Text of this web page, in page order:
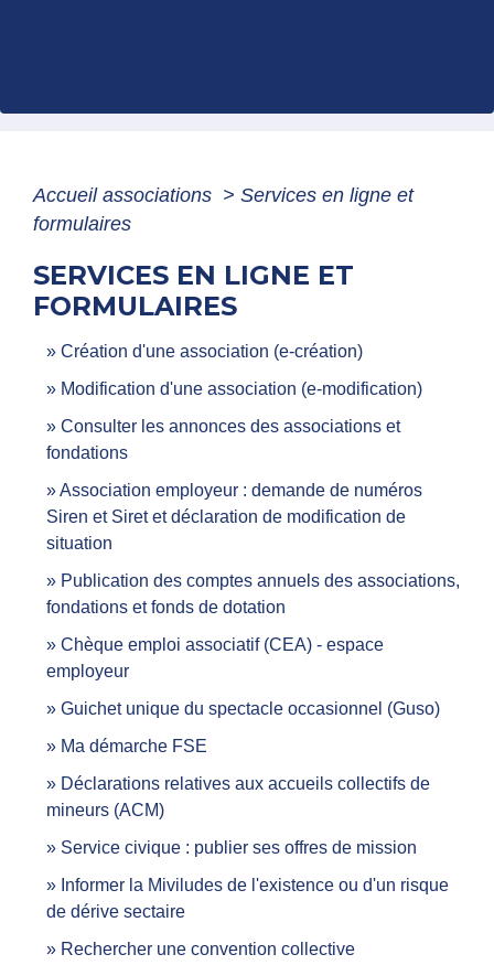
Accueil associations > Services en ligne et
formulaires
SERVICES EN LIGNE ET
FORMULAIRES
Création d'une association (e-création)
Modification d'une association (e-modification)
Consulter les annonces des associations et
fondations
Association employeur : demande de numéros
Siren et Siret et déclaration de modification de
situation
Publication des comptes annuels des associations,
fondations et fonds de dotation
Chèque emploi associatif (CEA) - espace
employeur
Guichet unique du spectacle occasionnel (Guso)
Ma démarche FSE
Déclarations relatives aux accueils collectifs de
mineurs (ACM)
Service civique : publier ses offres de mission
Informer la Miviludes de l'existence ou d'un risque
de dérive sectaire
Rechercher une convention collective